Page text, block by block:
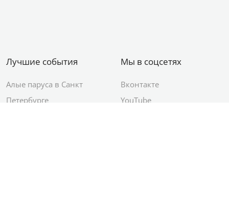
Лучшие события
Алые паруса в Санкт
Петербурге
Мы в соцсетях
Вконтакте
YouTube